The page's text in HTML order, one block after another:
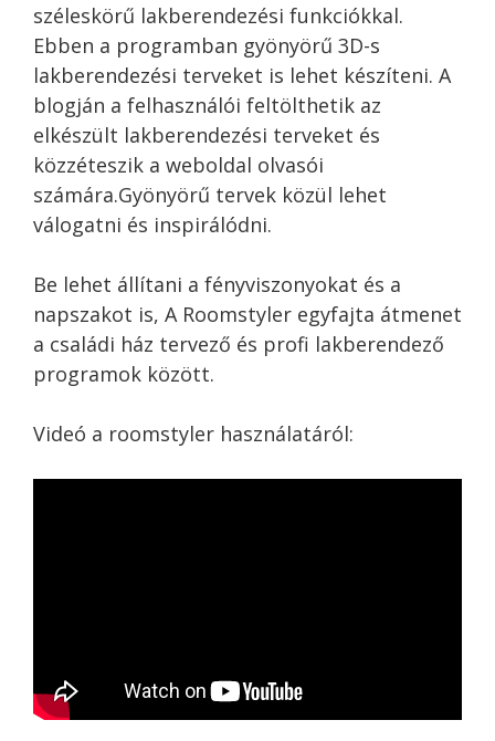
széleskörű lakberendezési funkciókkal.
Ebben a programban gyönyörű 3D-s
lakberendezési terveket is lehet készíteni. A
blogján a felhasználói feltölthetik az
elkészült lakberendezési terveket és
közzéteszik a weboldal olvasói
számára.Gyönyörű tervek közül lehet
válogatni és inspirálódni.
Be lehet állítani a fényviszonyokat és a
napszakot is, A Roomstyler egyfajta átmenet
a családi ház tervező és profi lakberendező
programok között.
Videó a roomstyler használatáról: